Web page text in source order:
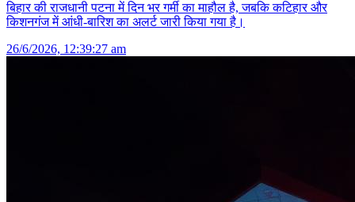
बिहार की राजधानी पटना में दिन भर गर्मी का माहौल है, जबकि कटिहार और
किशनगंज में आंधी-बारिश का अलर्ट जारी किया गया है।
26/6/2026, 12:39:27 am